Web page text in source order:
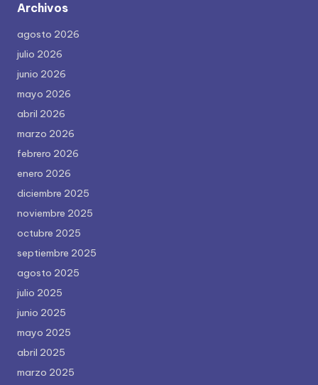
Archivos
agosto 2026
julio 2026
junio 2026
mayo 2026
abril 2026
marzo 2026
febrero 2026
enero 2026
diciembre 2025
noviembre 2025
octubre 2025
septiembre 2025
agosto 2025
julio 2025
junio 2025
mayo 2025
abril 2025
marzo 2025